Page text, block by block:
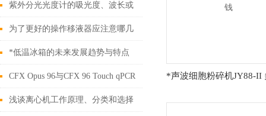
紫外分光光度计的吸光度、波长或
波数和杂散光校正方法
为了更好的操作移液器应注意哪几
点
*低温冰箱的未来发展趋势与特点
介绍
CFX Opus 96与CFX 96 Touch qPCR
仪区别
浅谈离心机工作原理、分类和选择
*声波细胞粉碎机JY88-II